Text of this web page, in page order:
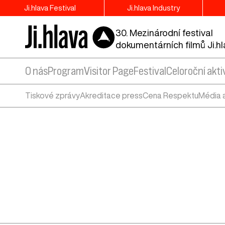
Ji.hlava Festival Ji.hlava Industry
30. Mezinárodní festival
dokumentárních filmů
O násProgramVisitor PageFestival Celoroční
Tiskové zprávyAkreditace pressCena RespektuMédia